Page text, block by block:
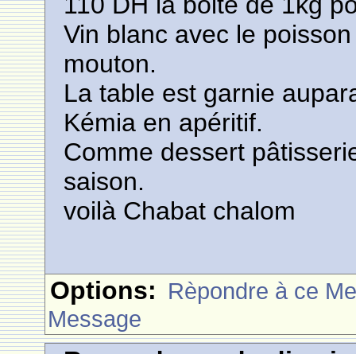
Vin blanc avec le
mouton.
La table est garnie
Kémia en apéritif.
Comme dessert
saison.
voilà Chabat chalom
Options: Rèpondre à ce
Message